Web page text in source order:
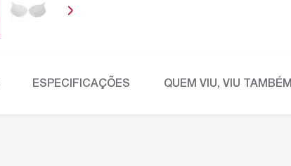
ESPECIFICAÇÕES QUEM VIU, VIU TAMBÉM